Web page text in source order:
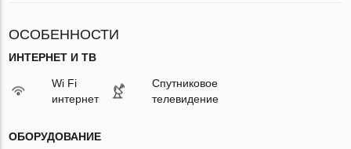
ОСОБЕННОСТИ
ИНТЕРНЕТ И ТВ
Wi Fi
интернет
Спутниковое
телевидение
ОБОРУДОВАНИЕ